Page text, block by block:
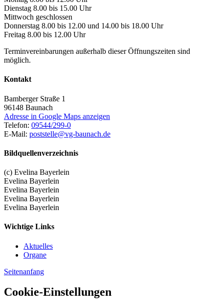
Dienstag 8.00 bis 15.00 Uhr
Mittwoch geschlossen
Donnerstag 8.00 bis 12.00 und 14.00 bis 18.00 Uhr
Freitag 8.00 bis 12.00 Uhr
Terminvereinbarungen außerhalb dieser Öffnungszeiten sind
möglich.
Kontakt
Bamberger Straße 1
96148 Baunach
Adresse in Google Maps anzeigen
Telefon: 09544/299-0
E-Mail: poststelle@vg-baunach.de
Bildquellenverzeichnis
(c) Evelina Bayerlein
Evelina Bayerlein
Evelina Bayerlein
Evelina Bayerlein
Evelina Bayerlein
Wichtige Links
Aktuelles
Organe
Seitenanfang
Cookie-Einstellungen